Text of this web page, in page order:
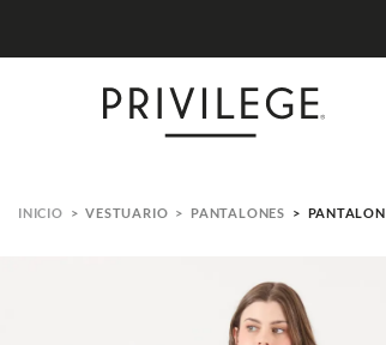
VESTUARIO PANTALONES PANTALON